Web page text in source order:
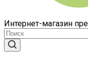
Интернет-магазин